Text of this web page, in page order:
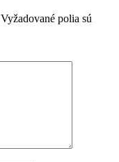
Vyžadované polia sú